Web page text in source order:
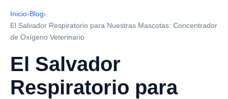
Inicio›Blog›
El Salvador Respiratorio para Nuestras Mascotas: Concentrador
de Oxígeno Veterinario
El Salvador
Respiratorio para